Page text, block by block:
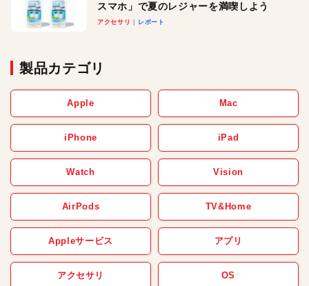
スマホ」で夏のレジャーを満喫しよう
アクセサリ レポート
製品カテゴリ
Apple Mac
iPhone iPad
Watch Vision
AirPods TV&Home
Appleサービス アプリ
アクセサリ OS